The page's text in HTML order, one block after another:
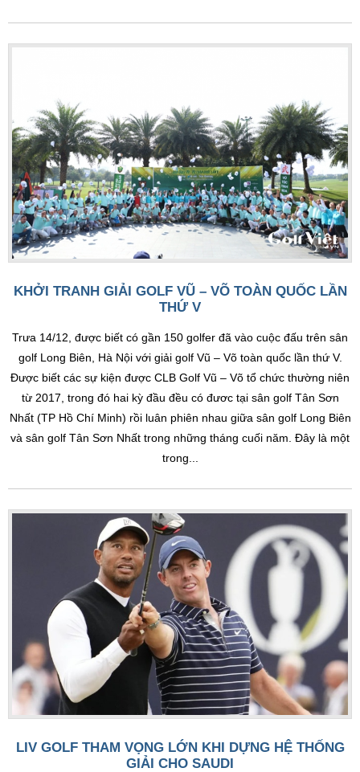
KHỞI TRANH GIẢI GOLF VŨ – VÕ TOÀN QUỐC LẦN
THỨ V
Trưa 14/12, được biết có gần 150 golfer đã vào cuộc đấu trên sân
golf Long Biên, Hà Nội với giải golf Vũ – Võ toàn quốc lần thứ V.
Được biết các sự kiện được CLB Golf Vũ – Võ tổ chức thường niên
từ 2017, trong đó hai kỳ đầu đều có đươc tại sân golf Tân Sơn
Nhất (TP Hồ Chí Minh) rồi luân phiên nhau giữa sân golf Long Biên
và sân golf Tân Sơn Nhất trong những tháng cuối năm. Đây là một
trong...
LIV GOLF THAM VỌNG LỚN KHI DỰNG HỆ THỐNG
GIẢI CHO SAUDI